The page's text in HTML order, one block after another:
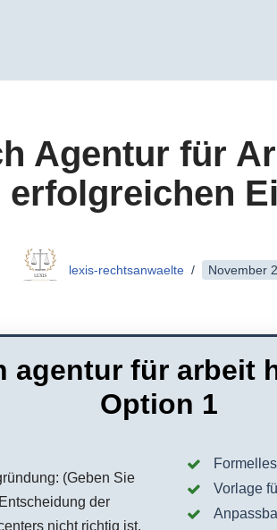
Agentur für
erfolgreichen
lexis-rechtsanwaelte November
agentur für arbeit
Option 1
Vorlage